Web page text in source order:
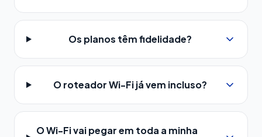
Os planos têm fidelidade?
O roteador Wi-Fi já vem incluso?
O Wi-Fi vai pegar em toda a minha